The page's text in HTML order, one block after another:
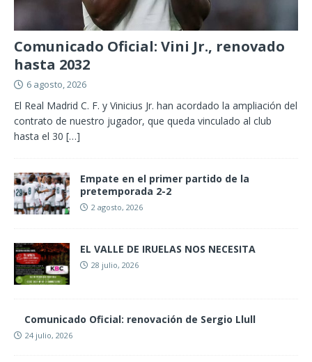
Comunicado Oficial: Vini Jr., renovado
hasta 2032
6 agosto, 2026
El Real Madrid C. F. y Vinicius Jr. han acordado la ampliación del
contrato de nuestro jugador, que queda vinculado al club
hasta el 30 […]
Empate en el primer partido de la
pretemporada 2-2
2 agosto, 2026
EL VALLE DE IRUELAS NOS NECESITA
28 julio, 2026
Comunicado Oficial: renovación de Sergio Llull
24 julio, 2026